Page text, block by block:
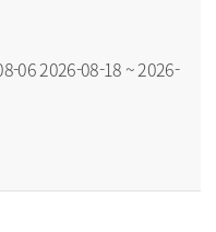
062026-08-18 ~ 2026-